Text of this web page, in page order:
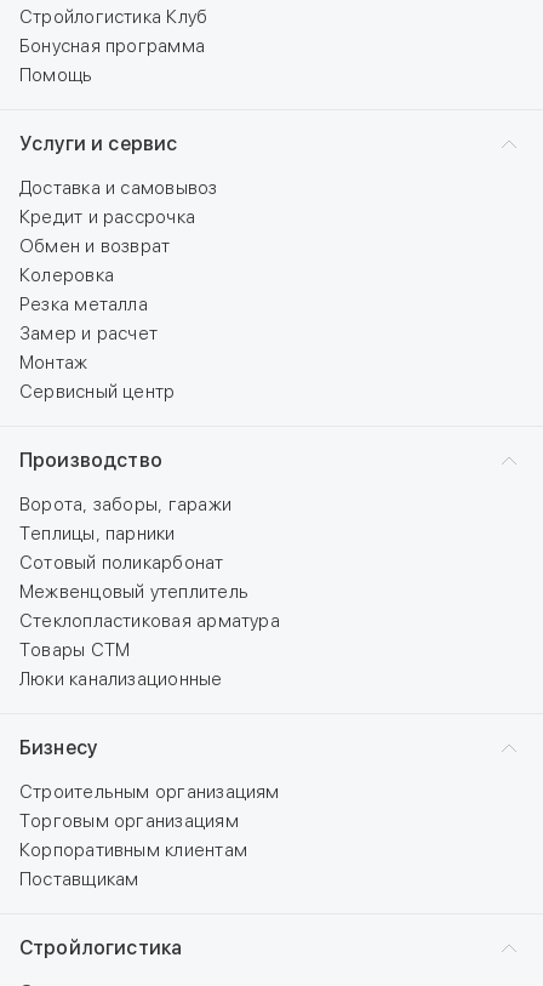
Стройлогистика Клуб
Бонусная программа
Помощь
Услуги и сервис
Доставка и самовывоз
Кредит и рассрочка
Обмен и возврат
Колеровка
Резка металла
Замер и расчет
Монтаж
Сервисный центр
Производство
Ворота, заборы, гаражи
Теплицы, парники
Сотовый поликарбонат
Межвенцовый утеплитель
Стеклопластиковая арматура
Товары СТМ
Люки канализационные
Бизнесу
Строительным организациям
Торговым организациям
Корпоративным клиентам
Поставщикам
Стройлогистика